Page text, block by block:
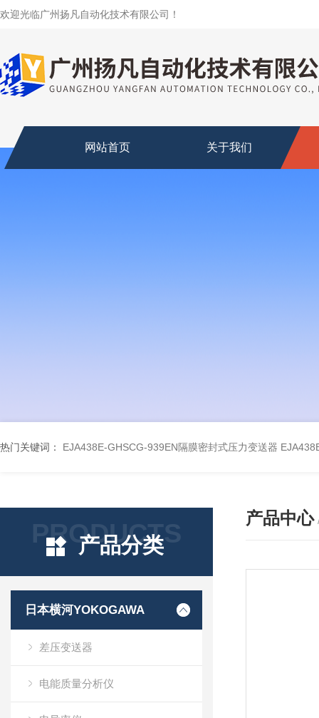
欢迎光临广州扬凡自动化技术有限公司！
网站首页 关于我们
热门关键词： EJA438E-GHSCG-939EN隔膜密封式压力变送器
PRODUCTS
产品分类
日本横河YOKOGAWA
差压变送器
电能质量分析仪
产品中心